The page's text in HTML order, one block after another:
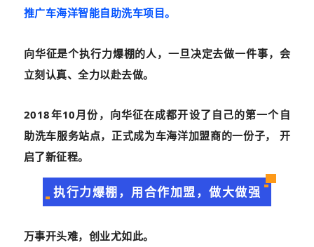
推广车海洋智能自助洗车项目。
向华征是个执行力爆棚的人，一旦决定去做一件事，会
立刻认真、全力以赴去做。
2018年10月份，向华征在成都开设了自己的第一个自
助洗车服务站点，正式成为车海洋加盟商的一份子， 开
启了新征程。
执行力爆棚，用合作加盟，做大做强
万事开头难，创业尤如此。